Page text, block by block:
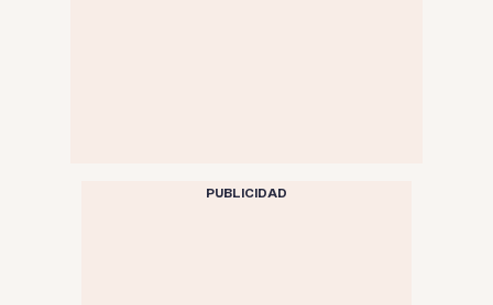
PUBLICIDAD